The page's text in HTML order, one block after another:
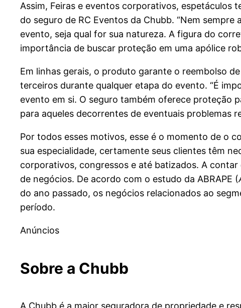
Assim, Feiras e eventos corporativos, espetáculos
do seguro de RC Eventos da Chubb. “Nem
evento, seja qual for sua natureza. A figura do
importância de buscar proteção em uma apólice
Em linhas gerais, o produto garante o reembolso
terceiros durante qualquer etapa do evento. “É
evento em si. O seguro também oferece proteção
para aqueles decorrentes de eventuais problemas
Por todos esses motivos, esse é o momento de o
sua especialidade, certamente seus clientes têm
corporativos, congressos e até batizados. A
de negócios. De acordo com o estudo da ABRAPE (
do ano passado, os negócios relacionados ao
período.
Anúncios
Sobre a Chubb
A Chubb é a maior seguradora de propriedade e